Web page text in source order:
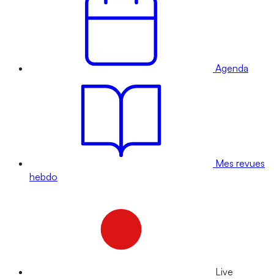
Agenda
Mes revues
hebdo
Live